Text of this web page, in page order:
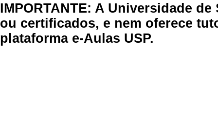
IMPORTANTE: A Universidade
ou certificados, e nem oferece
plataforma e-Aulas USP.